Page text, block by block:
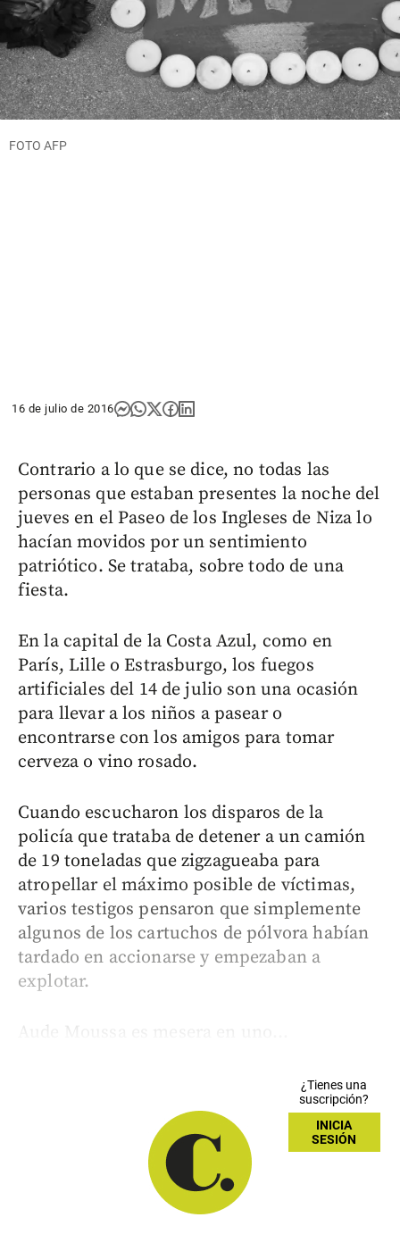
FOTO AFP
16 de julio de 2016
Contrario a lo que se dice, no todas las
personas que estaban presentes la noche del
jueves en el Paseo de los Ingleses de Niza lo
hacían movidos por un sentimiento
patriótico. Se trataba, sobre todo de una
fiesta.
En la capital de la Costa Azul, como en
París, Lille o Estrasburgo, los fuegos
artificiales del 14 de julio son una ocasión
para llevar a los niños a pasear o
encontrarse con los amigos para tomar
cerveza o vino rosado.
Cuando escucharon los disparos de la
policía que trataba de detener a un camión
de 19 toneladas que zigzagueaba para
atropellar el máximo posible de víctimas,
varios testigos pensaron que simplemente
algunos de los cartuchos de pólvora habían
tardado en accionarse y empezaban a
explotar.
Aude Moussa es mesera en uno...
¿Tienes una
suscripción?
INICIA
SESIÓN